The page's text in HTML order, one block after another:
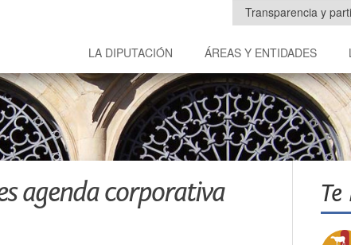
Transparencia y
LA DIPUTACIÓN ÁREAS Y ENTIDADES
agenda corporativa